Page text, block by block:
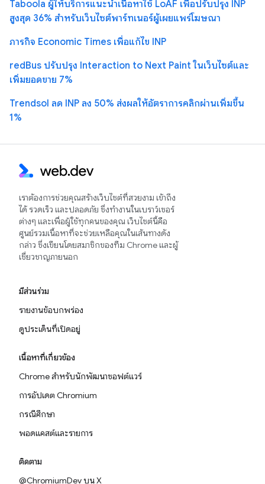
Taboola ผู้ให้บริการแนะนำเนื้อหาใช้ LoAF เพื่อปรับปรุง INP
สูงสุด 36% สำหรับเว็บไซต์พาร์ทเนอร์ผู้เผยแพร่โฆษณา
ภารกิจ Economic Times เพื่อแก้ไข INP
redBus ปรับปรุง Interaction to Next Paint ในเว็บไซต์และ
เพิ่มยอดขาย 7%
Trendsol ลด INP ลง 50% ส่งผลให้อัตราการคลิกผ่านเพิ่มขึ้น
1%
เราต้องการช่วยคุณสร้างเว็บไซต์ที่สวยงาม เข้าถึง
ได้ รวดเร็ว และปลอดภัย ซึ่งทำงานในเบราว์เซอร์
ต่างๆ และเพื่อผู้ใช้ทุกคนของคุณ เว็บไซต์นี้คือ
ศูนย์รวมเนื้อหาที่จะช่วยเหลือคุณในเส้นทางดัง
กล่าว ซึ่งเขียนโดยสมาชิกของทีม Chrome และผู้
เชี่ยวชาญภายนอก
มีส่วนร่วม
รายงานข้อบกพร่อง
ดูประเด็นที่เปิดอยู่
เนื้อหาที่เกี่ยวข้อง
Chrome สำหรับนักพัฒนาซอฟต์แวร์
การอัปเดต Chromium
กรณีศึกษา
พอดแคสต์และรายการ
ติดตาม
@ChromiumDev บน X